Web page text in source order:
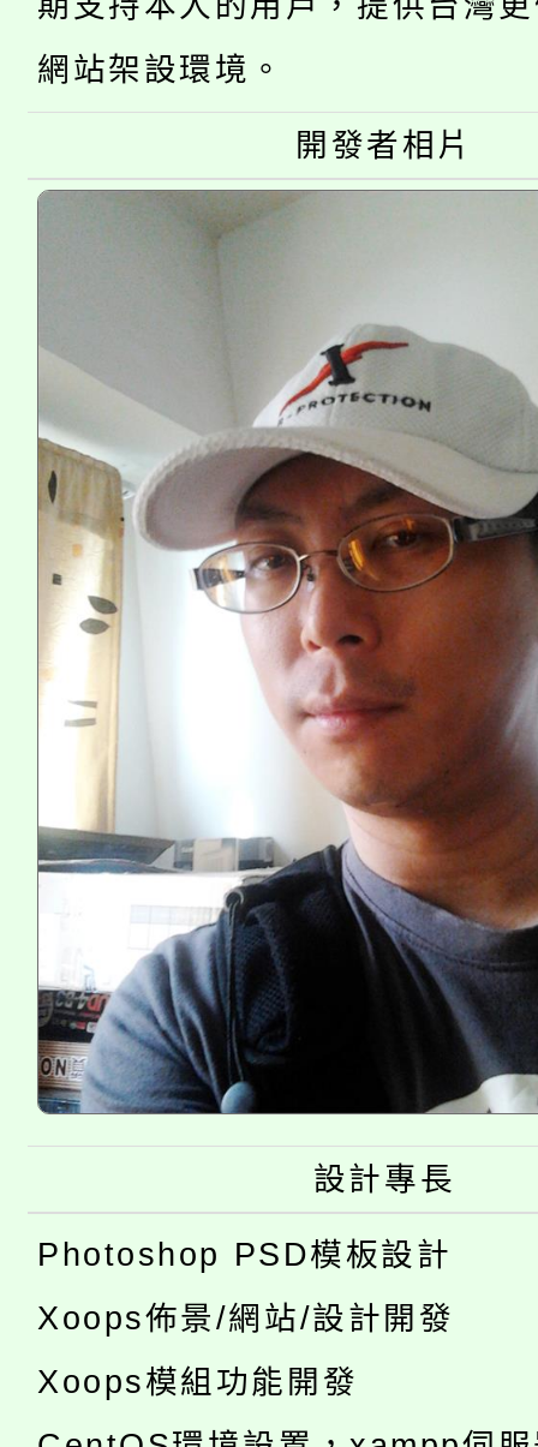
半價優惠，詳情可洽有
份教師增能研習
大溪自造教育及科技中
份教師研習
淨零綠生活教案入校路
會
115年食農教育專業人
網站架設環境。
開發者相片
設計專長
Photoshop PSD模板設計
Xoops佈景/網站/設計開發
Xoops模組功能開發